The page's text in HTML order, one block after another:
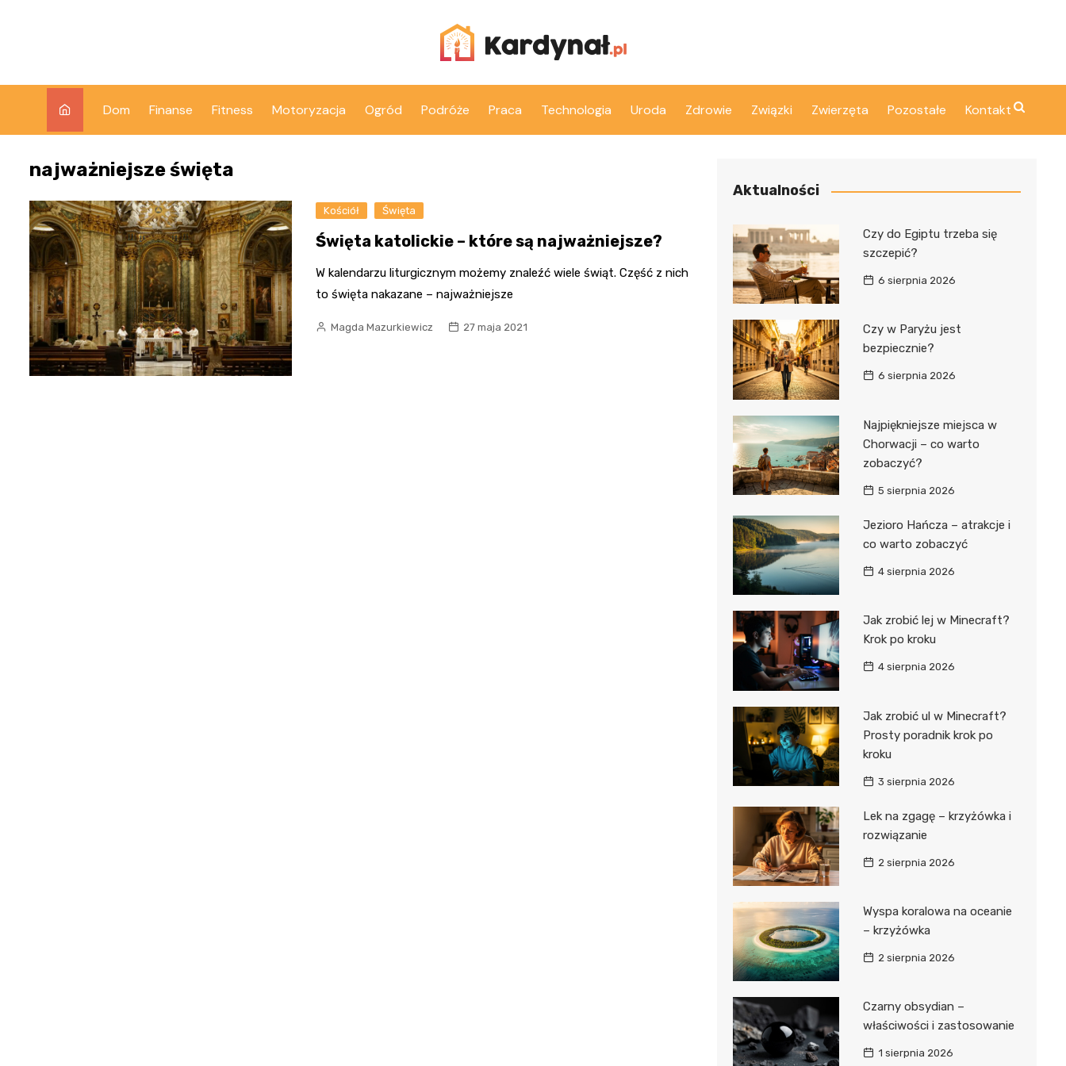
Dom Finanse Fitness Motoryzacja Ogród Podróże Praca Technologia Uroda Zdrowie Związki Zwierzęta Pozostałe Kontakt
najważniejsze święta
Kościół Święta
Święta katolickie – które są najważniejsze?
W kalendarzu liturgicznym możemy znaleźć wiele świąt. Część z nich
to święta nakazane – najważniejsze
Magda Mazurkiewicz 27 maja 2021
Aktualności
Czy do Egiptu trzeba się
szczepić?
6 sierpnia 2026
Czy w Paryżu jest
bezpiecznie?
6 sierpnia 2026
Najpiękniejsze miejsca w
Chorwacji – co warto
zobaczyć?
5 sierpnia 2026
Jezioro Hańcza – atrakcje i
co warto zobaczyć
4 sierpnia 2026
Jak zrobić lej w Minecraft?
Krok po kroku
4 sierpnia 2026
Jak zrobić ul w Minecraft?
Prosty poradnik krok po
kroku
3 sierpnia 2026
Lek na zgagę – krzyżówka i
rozwiązanie
2 sierpnia 2026
Wyspa koralowa na oceanie
– krzyżówka
2 sierpnia 2026
Czarny obsydian –
właściwości i zastosowanie
1 sierpnia 2026